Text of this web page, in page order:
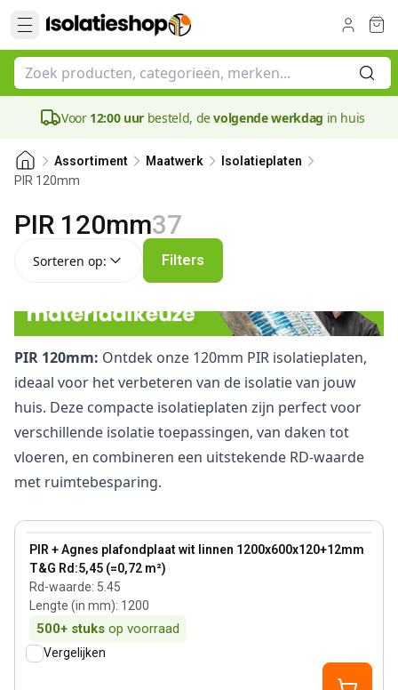
Voor 12:00 uur besteld, devolgende werkdag in huis
Assortiment Maatwerk
Isolatieplaten
PIR 120mm
PIR 120mm37
Sorteren op: Filters
PIR 120mm: Ontdek onze 120mm PIR isolatieplaten,
ideaal voor het verbeteren van de isolatie van jouw
huis. Deze compacte isolatieplaten zijn perfect voor
verschillende isolatie toepassingen, van daken tot
vloeren, en combineren een uitstekende RD-waarde
met ruimtebesparing.
PIR + Agnes plafondplaat wit linnen 1200x600x120+12mm
T&G Rd:5,45 (=0,72 m²)
Rd-waarde: 5.45
Lengte (in mm): 1200
500+ stuks op voorraad
View product
Vergelijken